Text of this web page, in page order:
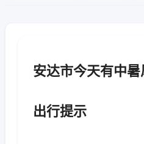
安达市今天有中
出行提示